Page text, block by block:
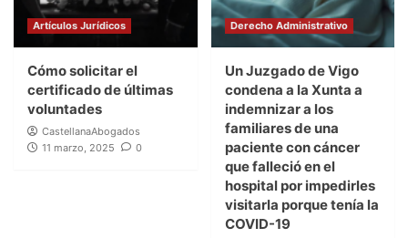
Artículos Jurídicos
Cómo solicitar el
certificado de últimas
voluntades
CastellanaAbogados
11 marzo, 2025
0
Derecho Administrativo
Un Juzgado de Vigo
condena a la Xunta a
indemnizar a los
familiares de una
paciente con cáncer
que falleció en el
hospital por impedirles
visitarla porque tenía la
COVID-19